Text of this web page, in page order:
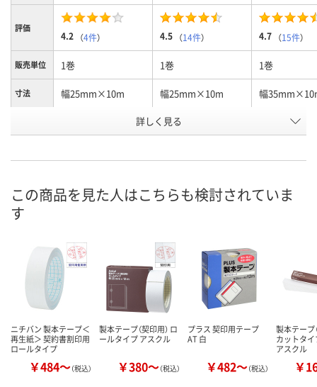
評価
4.2 （4件） 4.5 （14件） 4.7 （15件）
販売単位 1巻 1巻 1巻
寸法 幅25mm×10m 幅25mm×10m 幅
黒 パステルグ
号
お届け日
数量
カゴへ
数量
カゴへ カ
詳しく見る
この商品を見た人はこちらも検討されていま
す
ニチバン 製本テープ＜
再生紙＞ 契約書割印用
ロールタイプ
￥484～（税込）
製本テープ（契印用） ロ
ールタイプ アスクル
￥380～（税込）
プラス 契印用テープ
AT 白
￥482～（税込）
製本テー
カットタ
アスクル
￥